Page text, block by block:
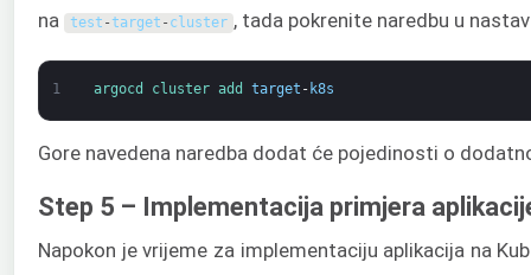
na test -target - cluster , tada pokrenite naredbu u
1 argocd cluster add target - k8s
Gore navedena naredba dodat će pojedinosti o
Step 5 – Implementacija primjera
Napokon je vrijeme za implementaciju aplikacija na